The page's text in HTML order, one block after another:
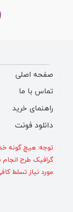
صفحه اصلی
تماس با ما
راهنمای خرید
دانلود فونت
توجه: هیچ گونه
گرافیک طرح
مورد نیاز تسلط